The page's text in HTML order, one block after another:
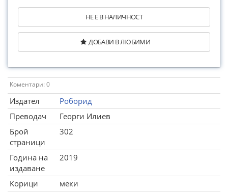
НЕ Е В НАЛИЧНОСТ
ДОБАВИ В ЛЮБИМИ
Коментари: 0
Издател
Роборид
Преводач
Георги Илиев
Брой
страници
302
Година на
издаване
2019
Корици
меки